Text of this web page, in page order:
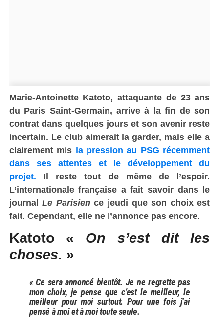
Marie-Antoinette Katoto, attaquante de 23 ans
du Paris Saint-Germain, arrive à la fin de son
contrat dans quelques jours et son avenir reste
incertain. Le club aimerait la garder, mais elle a
clairement mis la pression au PSG récemment
dans ses attentes et le développement du
projet. Il reste tout de même de l’espoir.
L’internationale française a fait savoir dans le
journalLe Parisience jeudi que son choix est
fait. Cependant, elle ne l’annonce pas encore.
Katoto « On s’est dit les
choses. »
« Ce sera annoncé bientôt. Je ne regrette pas
mon choix, je pense que c’est le meilleur, le
meilleur pour moi surtout. Pour une fois j’ai
pensé à moi et à moi toute seule.